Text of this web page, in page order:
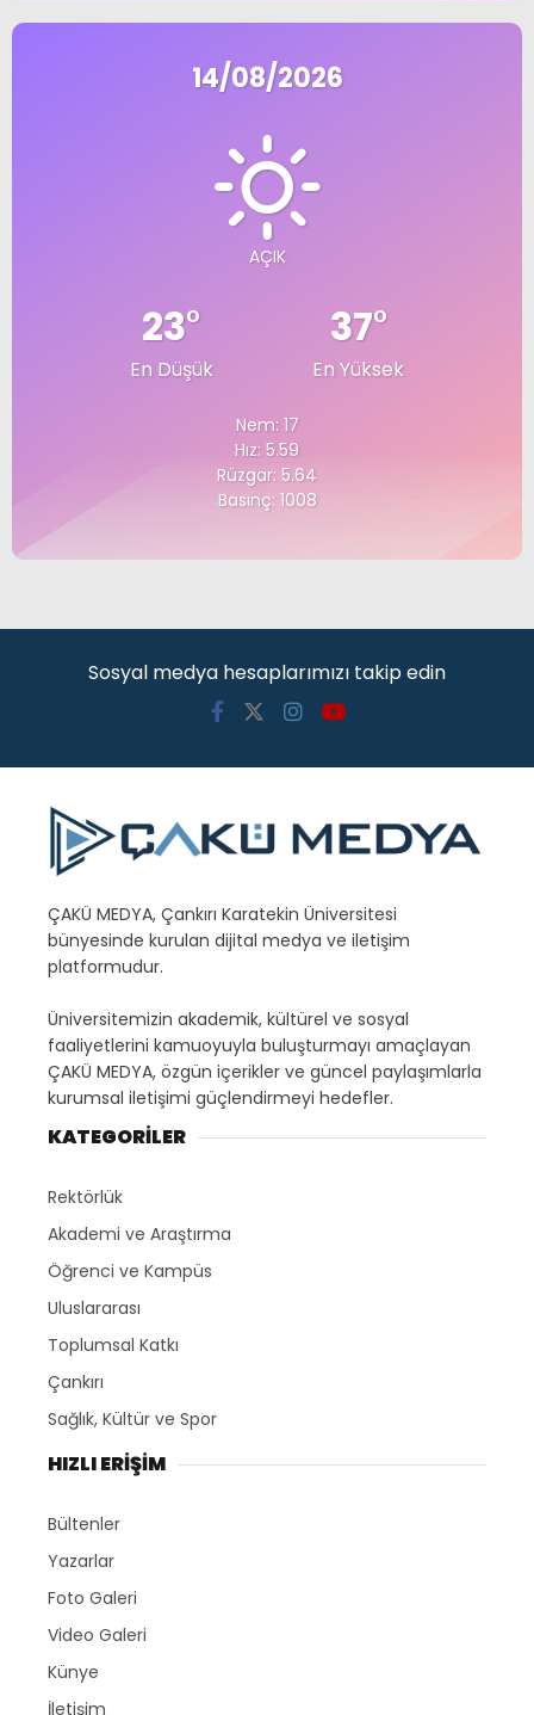
14/08/2026
AÇIK
23°
En Düşük
37°
En Yüksek
Nem: 17
Hız: 5.59
Rüzgar: 5.64
Basınç: 1008
Sosyal medya hesaplarımızı takip edin
ÇAKÜ MEDYA, Çankırı Karatekin Üniversitesi
bünyesinde kurulan dijital medya ve iletişim
platformudur.
Üniversitemizin akademik, kültürel ve sosyal
faaliyetlerini kamuoyuyla buluşturmayı amaçlayan
ÇAKÜ MEDYA, özgün içerikler ve güncel paylaşımlarla
kurumsal iletişimi güçlendirmeyi hedefler.
KATEGORİLER
Rektörlük
Akademi ve Araştırma
Öğrenci ve Kampüs
Uluslararası
Toplumsal Katkı
Çankırı
Sağlık, Kültür ve Spor
HIZLI ERİŞİM
Bültenler
Yazarlar
Foto Galeri
Video Galeri
Künye
İletişim